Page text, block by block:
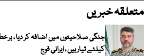
متعلقہ خبریں
جنگی صلاحیتوں میں اضافہ کر دیا ،
کیلئے تیار ہیں ، ایرانی فوج